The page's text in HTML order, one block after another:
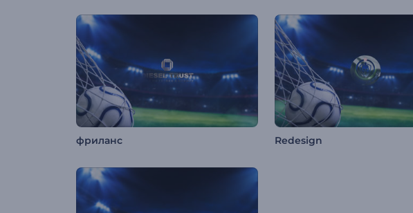
фриланс Redesign